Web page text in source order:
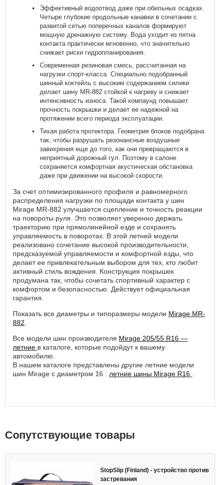
Эффективный водоотвод даже при обильных осадках.
Четыре глубокие продольные канавки в сочетании с
развитой сетью поперечных каналов формируют
мощную дренажную систему. Вода уходит из пятна
контакта практически мгновенно, что значительно
снижает риски гидропланирования.
Современная резиновая смесь, рассчитанная на
нагрузки спорт-класса. Специально подобранный
шинный коктейль с высоким содержанием силики
делает шину MR-882 стойкой к нагреву и снижает
интенсивность износа. Такой компаунд повышает
прочность покрышки и делает ее надежной на
протяжении всего периода эксплуатации.
Тихая работа протектора. Геометрия блоков подобрана
так, чтобы разрушать резонансные воздушные
завихрения еще до того, как они превращаются в
неприятный дорожный гул. Поэтому в салоне
сохраняется комфортная акустическая обстановка
даже при движении на высокой скорости.
За счет оптимизированного профиля и равномерного
распределения нагрузки по площади контакта у шин
Mirage MR-882 улучшается сцепление и точность реакции
на повороты руля. Это позволяет уверенно держать
траекторию при прямолинейной езде и сохранять
управляемость в поворотах. В этой летней модели
реализовано сочетание высокой производительности,
предсказуемой управляемости и комфортной езды, что
делает ее привлекательным выбором для тех, кто любит
активный стиль вождения. Конструкция покрышек
продумана так, чтобы сочетать спортивный характер с
комфортом и безопасностью. Действует официальная
гарантия.
Показать все диаметры и типоразмеры модели Mirage MR-
882
Все модели шин производителя Mirage 205/55 R16 —
летние в каталоге, которые подойдут к вашему
автомобилю.
В нашем каталоге представлены другие летние модели
шин Mirage с диаметром 16 : летние шины Mirage R16
Cопутствующие товары
StopSlip (Finland) - устройство против
застревания